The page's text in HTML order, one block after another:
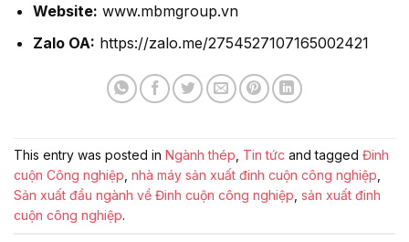
Website: www.mbmgroup.vn
Zalo OA: https://zalo.me/2754527107165002421
This entry was posted in Ngành thép Tin tức and tagged Đinh
cuộn Công nghiệp nhà máy sản xuất đinh cuộn công nghiệp
Sản xuất đầu ngành về Đinh cuộn công nghiệp sản xuất đinh
cuộn công nghiệp.